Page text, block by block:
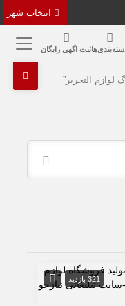
ثبت اگهی رایگان
التحریر”
321 بازدید